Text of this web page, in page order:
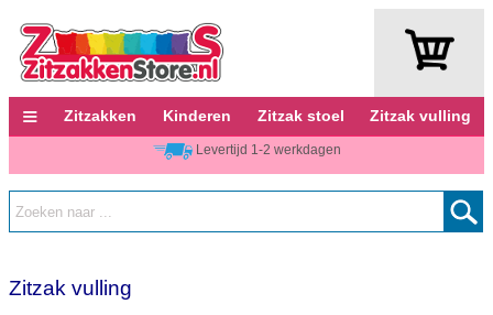
≡ Zitzakken Kinderen Zitzak stoel Zitzak vulling
Levertijd 1-2 werkdagen
Zitzak vulling